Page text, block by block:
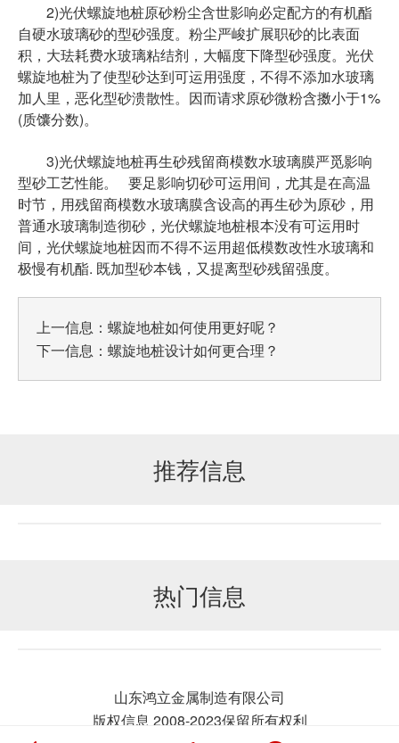
2)光伏螺旋地桩原砂粉尘含世影响必定配方的有机酯
自硬水玻璃砂的型砂强度。粉尘严峻扩展职砂的比表面
积，大珐耗费水玻璃粘结剂，大幅度下降型砂强度。光伏
螺旋地桩为了使型砂达到可运用强度，不得不添加水玻璃
加人里，恶化型砂溃散性。因而请求原砂微粉含擞小于1%
(质馕分数)。
3)光伏螺旋地桩再生砂残留商模数水玻璃膜严觅影响
型砂工艺性能。 要足影响切砂可运用间，尤其是在高温
时节，用残留商模数水玻璃膜含设高的再生砂为原砂，用
普通水玻璃制造彻砂，光伏螺旋地桩根本没有可运用时
间，光伏螺旋地桩因而不得不运用超低模数改性水玻璃和
极慢有机酯. 既加型砂本钱，又提离型砂残留强度。
上一信息： 螺旋地桩如何使用更好呢？
下一信息： 螺旋地桩设计如何更合理？
推荐信息
热门信息
山东鸿立金属制造有限公司
版权信息 2008-2023保留所有权利